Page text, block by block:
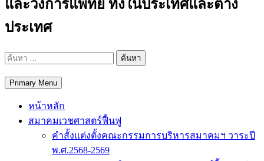
และวงการแพทย์ ทั้งในประเทศและต่าง
ประเทศ
ค้นหา
Primary Menu
หน้าหลัก
สมาคมเวชศาสตร์ฟื้นฟู
คำสั้งแต่งตั้งคณะกรรมการบริหารสมาคมฯ วาระปี
พ.ศ.2568-2569